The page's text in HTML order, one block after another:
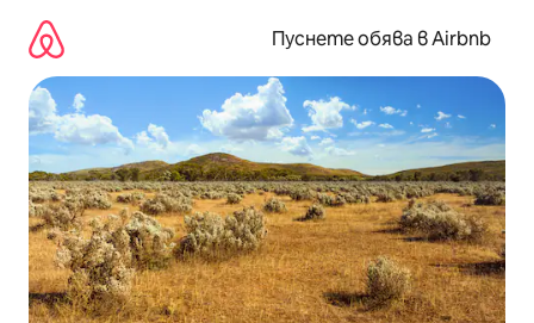
съдържанието
Пуснете обява в Airbnb